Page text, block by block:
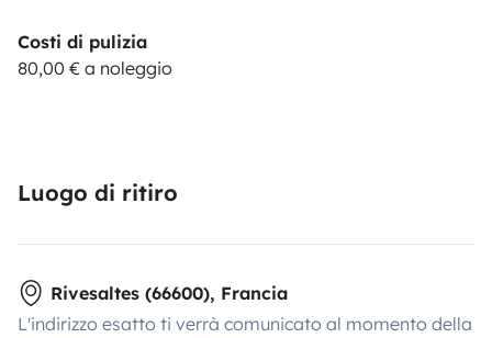
Costi di pulizia
80,00 € a noleggio
Luogo di ritiro
Rivesaltes (66600), Francia
L'indirizzo esatto ti verrà comunicato al momento della